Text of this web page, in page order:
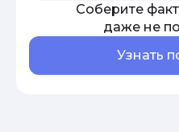
Соберите
даже не
Узнать